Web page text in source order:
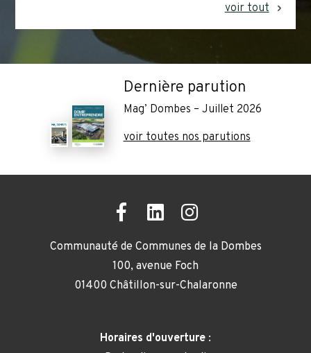
voir tout
Dernière parution
Mag’ Dombes – Juillet 2026
voir toutes nos parutions
Communauté de Communes de la Dombes
100, avenue Foch
01400 Châtillon-sur-Chalaronne
Horaires d'ouverture :